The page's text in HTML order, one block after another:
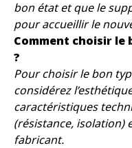
bon état et que le
pour accueillir le
Comment choisir le
?
Pour choisir le bon
considérez
caractéristiques
(résistance, isolation)
fabricant.